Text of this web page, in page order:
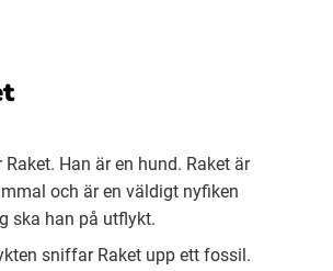
Raket. Han är en hund. Raket är
och är en väldigt nyfiken
ska han på utflykt.
sniffar Raket upp ett fossil.